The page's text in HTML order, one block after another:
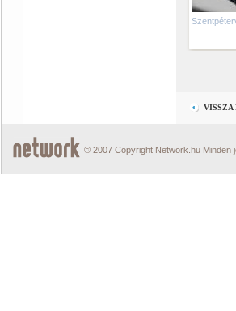
VISSZA
© 2007 Copyright Network.hu Minden